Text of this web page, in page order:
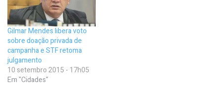
Gilmar Mendes libera voto
sobre doação privada de
campanha e STF retoma
julgamento
10 setembro 2015 - 17h05
Em "Cidades"